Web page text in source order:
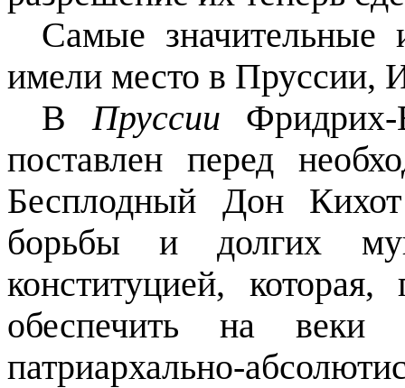
Самые значительные
имели место в Пруссии,
ВПруссии
поставлен перед
Бесплодный Дон
борьбы и долгих
конституцией,
обеспечить на веки
патриархально-